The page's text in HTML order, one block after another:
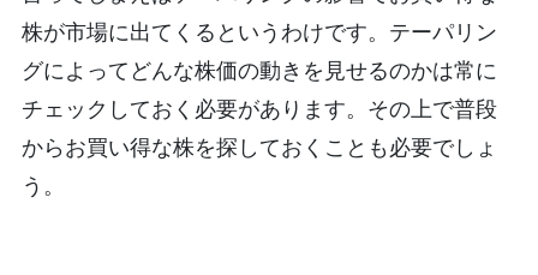
株が市場に出てくるというわけです。テーパリン
グによってどんな株価の動きを見せるのかは常に
チェックしておく必要があります。その上で普段
からお買い得な株を探しておくことも必要でしょ
う。